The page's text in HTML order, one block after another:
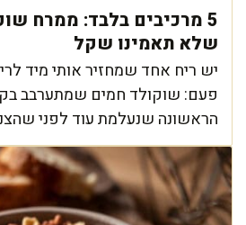
5 מרכיבים בלבד: ממרח
שלא תאמינו שקל
יש ריח אחד שמחזיר אותי מיד
פעם: שוקולד חמים שמתערבב
הראשונה שנעלמת עוד לפני